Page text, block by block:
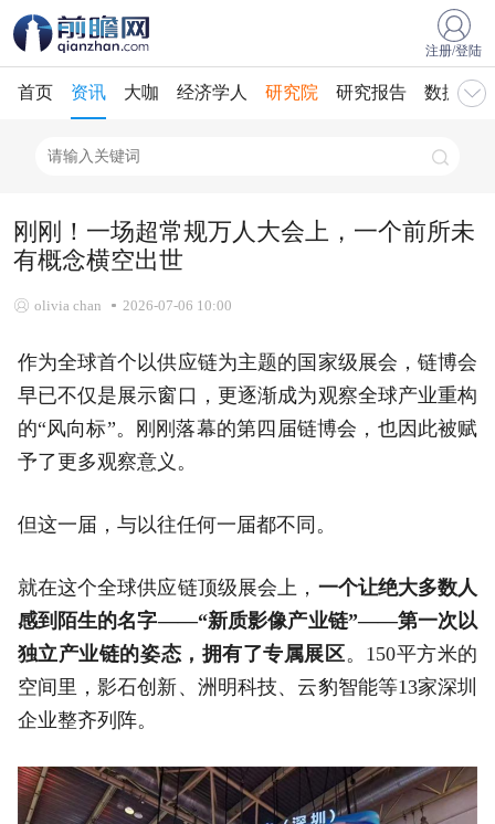
注册/登陆
首页 资讯 大咖 经济学人 研究院 研究报告 数据库
刚刚！一场超常规万人大会上，一个前所未
有概念横空出世
olivia chan 2026-07-06 10:00
作为全球首个以供应链为主题的国家级展会，链博会
早已不仅是展示窗口，更逐渐成为观察全球产业重构
的“风向标”。刚刚落幕的第四届链博会，也因此被赋
予了更多观察意义。
但这一届，与以往任何一届都不同。
就在这个全球供应链顶级展会上， 一个让绝大多数人
感到陌生的名字——“新质影像产业链”——第一次以
独立产业链的姿态，拥有了专属展区。150平方米的
空间里，影石创新、洲明科技、云豹智能等13家深圳
企业整齐列阵。